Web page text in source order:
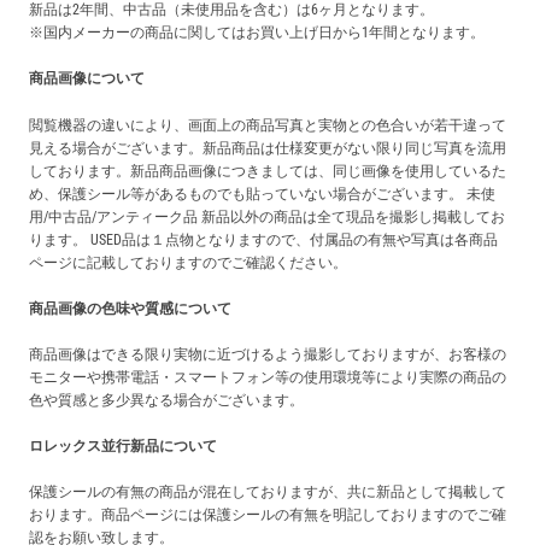
新品は2年間、中古品（未使用品を含む）は6ヶ月となります。
※国内メーカーの商品に関してはお買い上げ日から1年間となります。
商品画像について
閲覧機器の違いにより、画面上の商品写真と実物との色合いが若干違って
見える場合がございます。新品商品は仕様変更がない限り同じ写真を流用
しております。新品商品画像につきましては、同じ画像を使用しているた
め、保護シール等があるものでも貼っていない場合がございます。 未使
用/中古品/アンティーク品 新品以外の商品は全て現品を撮影し掲載してお
ります。 USED品は１点物となりますので、付属品の有無や写真は各商品
ページに記載しておりますのでご確認ください。
商品画像の色味や質感について
商品画像はできる限り実物に近づけるよう撮影しておりますが、お客様の
モニターや携帯電話・スマートフォン等の使用環境等により実際の商品の
色や質感と多少異なる場合がございます。
ロレックス並行新品について
保護シールの有無の商品が混在しておりますが、共に新品として掲載して
おります。商品ページには保護シールの有無を明記しておりますのでご確
認をお願い致します。